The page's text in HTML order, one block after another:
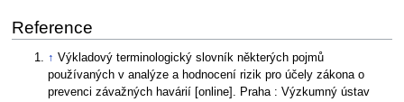
Reference
↑ Výkladový terminologický slovník některých pojmů
používaných v analýze a hodnocení rizik pro účely zákona o
prevenci závažných havárií [online]. Praha : Výzkumný ústav